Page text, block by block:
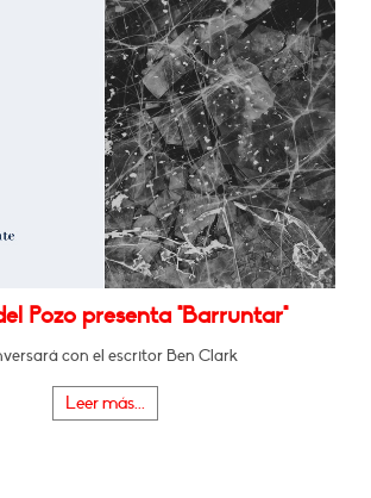
Pozo presenta "Barruntar"
con el escritor Ben Clark
Leer más...